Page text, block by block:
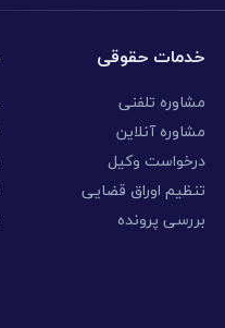
خدمات حقوقی
مشاوره تلفنی
مشاوره آنلاین
درخواست وکیل
تنظیم اوراق قضایی
بررسی پرونده